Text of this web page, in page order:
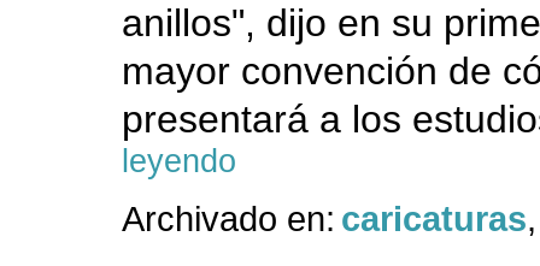
anillos", dijo en su
mayor convención de
presentará a los
leyendo
Archivado en: caricaturas